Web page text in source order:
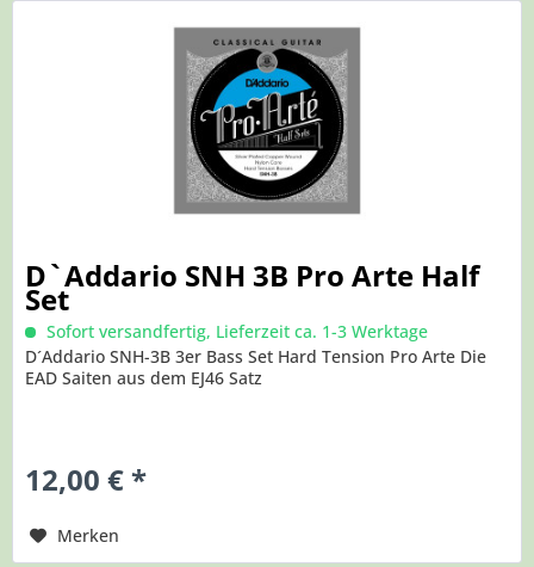
D`Addario SNH 3B Pro Arte Half
Set
Sofort versandfertig, Lieferzeit ca. 1-3 Werktage
D´Addario SNH-3B 3er Bass Set Hard Tension Pro Arte Die
EAD Saiten aus dem EJ46 Satz
12,00 € *
Merken